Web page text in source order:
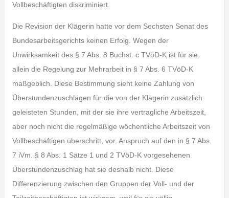
Vollbeschäftigten diskriminiert.
Die Revision der Klägerin hatte vor dem Sechsten Senat des
Bundesarbeitsgerichts keinen Erfolg. Wegen der
Unwirksamkeit des § 7 Abs. 8 Buchst. c TVöD-K ist für sie
allein die Regelung zur Mehrarbeit in § 7 Abs. 6 TVöD-K
maßgeblich. Diese Bestimmung sieht keine Zahlung von
Überstundenzuschlägen für die von der Klägerin zusätzlich
geleisteten Stunden, mit der sie ihre vertragliche Arbeitszeit,
aber noch nicht die regelmäßige wöchentliche Arbeitszeit von
Vollbeschäftigen überschritt, vor. Anspruch auf den in § 7 Abs.
7 iVm. § 8 Abs. 1 Sätze 1 und 2 TVöD-K vorgesehenen
Überstundenzuschlag hat sie deshalb nicht. Diese
Differenzierung zwischen den Gruppen der Voll- und der